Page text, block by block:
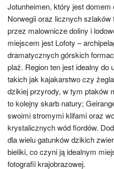
Jotunheimen, który jest
Norwegii oraz licznych
przez malownicze doliny i
miejscem jest Lofoty –
dramatycznych górskich
plaż. Region ten jest idealny do
takich jak kajakarstwo czy
dzikiej przyrody, w tym ptaków
to kolejny skarb natury;
swoimi stromymi klifami oraz
krystalicznych wód fiordów.
dla wielu gatunków dzikich
bieliki, co czyni ją idealnym
fotografii krajobrazowej.